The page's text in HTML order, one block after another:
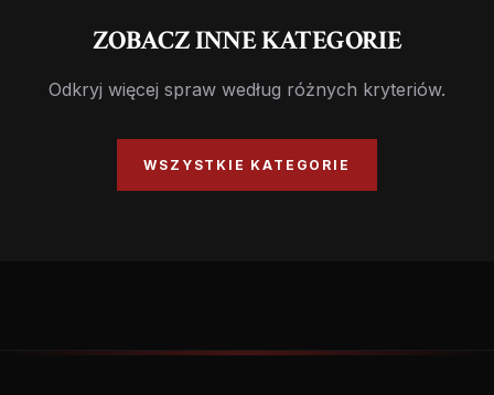
ZOBACZ INNE KATEGORIE
Odkryj więcej spraw według różnych kryteriów.
WSZYSTKIE KATEGORIE